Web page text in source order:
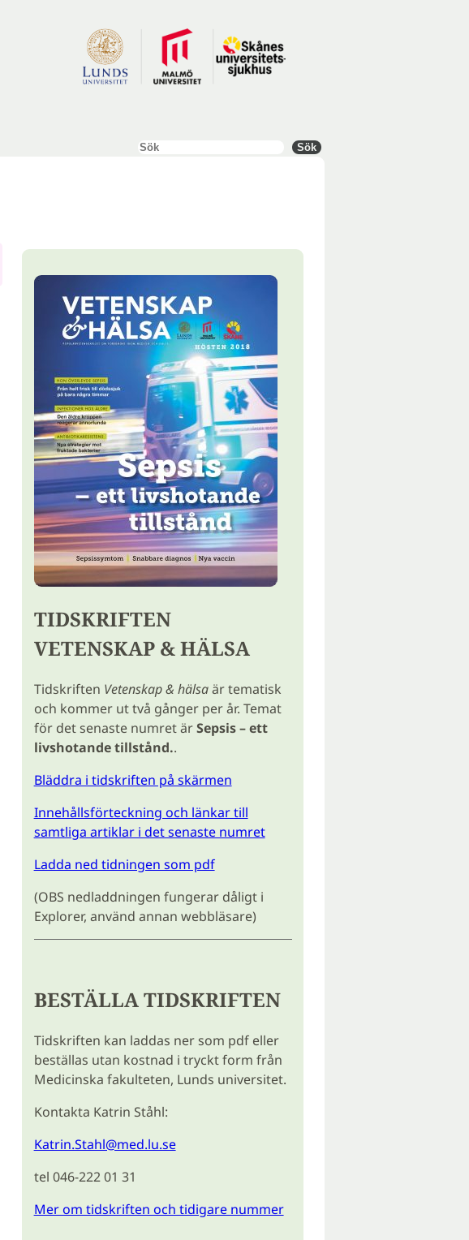
Sök Sök
TIDSKRIFTEN
VETENSKAP & HÄLSA
Tidskriften Vetenskap & hälsaär tematisk
och kommer ut två gånger per år. Temat
för det senaste numret ärSepsis – ett
livshotande tillstånd..
Bläddra i tidskriften på skärmen
Innehållsförteckning och länkar till
samtliga artiklar i det senaste numret
Ladda ned tidningen som pdf
(OBS nedladdningen fungerar dåligt i
Explorer, använd annan webbläsare)
BESTÄLLA TIDSKRIFTEN
Tidskriften kan laddas ner som pdf eller
beställas utan kostnad i tryckt form från
Medicinska fakulteten, Lunds universitet.
Kontakta Katrin Ståhl:
Katrin.Stahl@med.lu.se
tel 046-222 01 31
Mer om tidskriften och tidigare nummer